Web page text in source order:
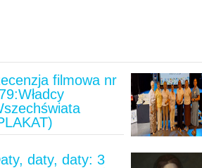
filmowa nr
daty, daty: 3